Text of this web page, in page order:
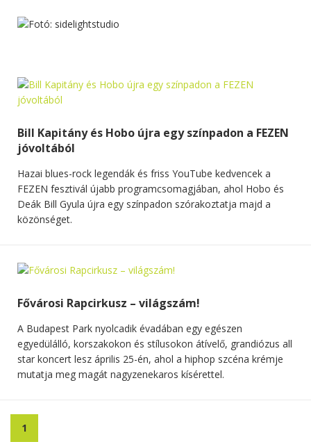
Bill Kapitány és Hobo újra egy színpadon a FEZEN
jóvoltából
Hazai blues-rock legendák és friss YouTube kedvencek a
FEZEN fesztivál újabb programcsomagjában, ahol Hobo és
Deák Bill Gyula újra egy színpadon szórakoztatja majd a
közönséget.
Fővárosi Rapcirkusz – világszám!
A Budapest Park nyolcadik évadában egy egészen
egyedülálló, korszakokon és stílusokon átívelő, grandiózus all
star koncert lesz április 25-én, ahol a hiphop szcéna krémje
mutatja meg magát nagyzenekaros kísérettel.
1